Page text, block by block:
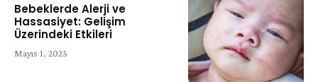
Bebeklerde Alerji ve
Hassasiyet: Gelişim
Üzerindeki Etkileri
Mayıs 1, 2025